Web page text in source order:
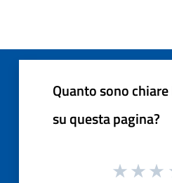
Quanto sono
su questa pagina?